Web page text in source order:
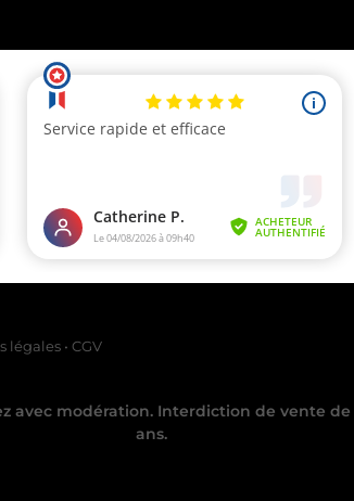
légales • CGV
avec modération. Interdiction de vente
ans.